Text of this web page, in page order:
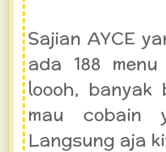
Sajian AYCE
ada 188
loooh, banyak
mau cobain
Langsung aja